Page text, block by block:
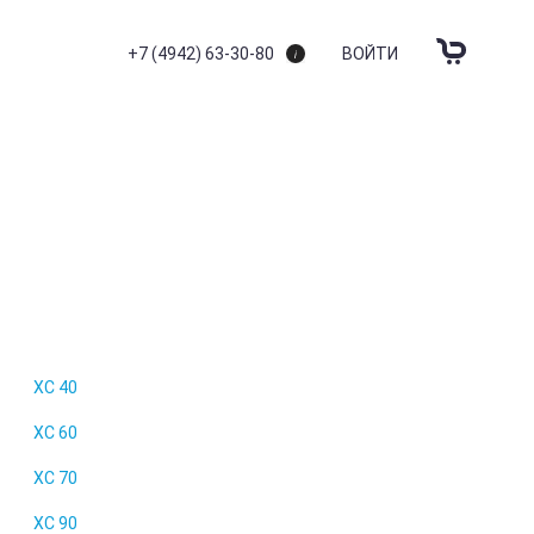
+7 (4942) 63-30-80 ВОЙТИ
XC 40
XC 60
XC 70
XC 90